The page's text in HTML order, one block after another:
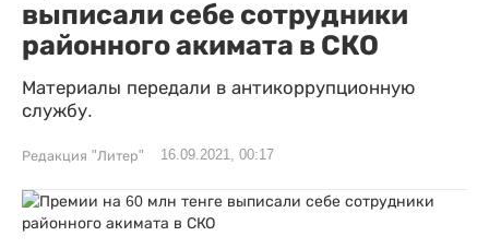
выписали себе сотрудники
районного акимата в СКО
Материалы передали в антикоррупционную
службу.
Редакция "Литер" 16.09.2021, 00:17